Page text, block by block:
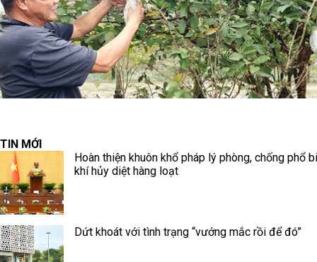
TIN MỚI
Hoàn thiện khuôn khổ pháp lý phòng, chống phổ
khí hủy diệt hàng loạt
Dứt khoát với tình trạng “vướng mắc rồi để đó”